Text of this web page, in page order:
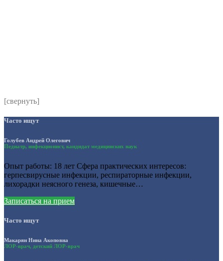
[свернуть]
Часто ищут
Голубев Андрей Олегович
Педиатр, инфекционист, кандидат медицинских наук
Опыт работы: 18 лет Сфера практических интересов:
герпесвирусные инфекции, респираторные инфекции,
лихорадки неясного генеза, кишечные…
Записаться на прием
Часто ищут
Макарян Нина Акоповна
ЛОР-врач, детский ЛОР-врач